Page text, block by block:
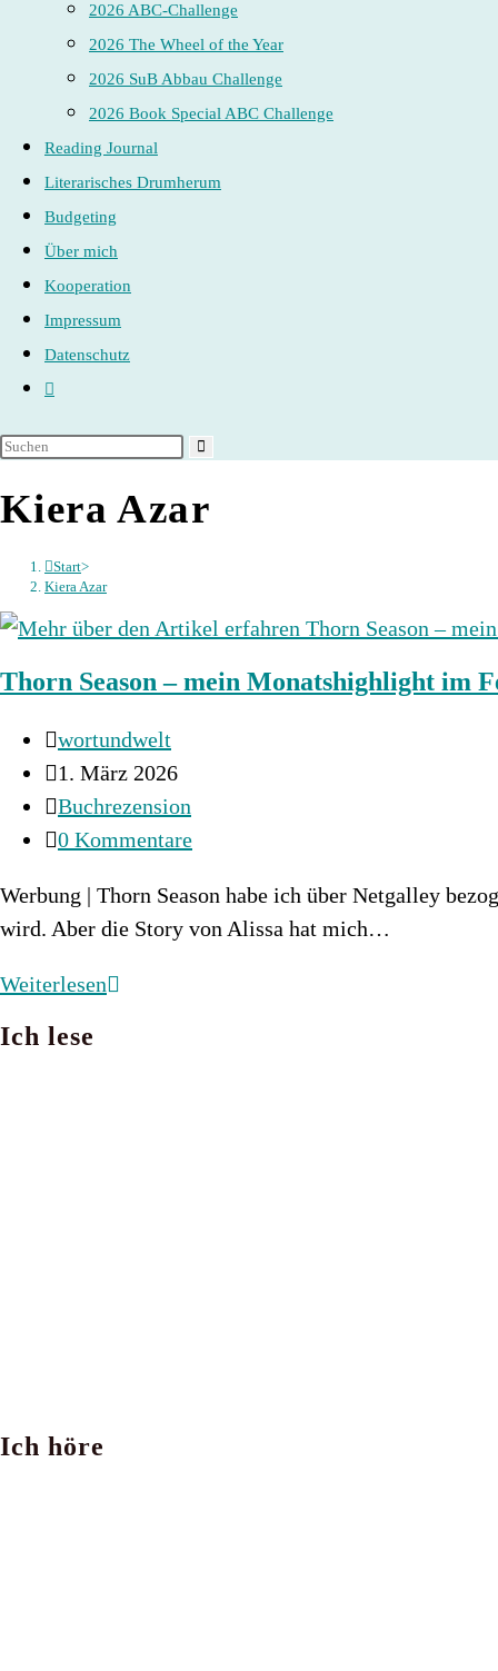
2026 ABC-Challenge
2026 The Wheel of the Year
2026 SuB Abbau Challenge
2026 Book Special ABC Challenge
Reading Journal
Literarisches Drumherum
Budgeting
Über mich
Kooperation
Impressum
Datenschutz
Website-
umschalten
Kiera Azar
Start>
Kiera Azar
Thorn Season – mein Monatshighlight im
Beitrags-
Autor:
wortundwelt
Beitrag
veröffentlicht:
1. März 2026
Beitrags-
Kategorie:
Buchrezension
Beitrags-
0 Kommentare
Werbung | Thorn Season habe ich über Netgalley
wird. Aber die Story von Alissa hat mich…
WeiterlesenThorn
Ich lese
Ich höre